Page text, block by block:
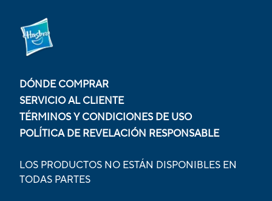
DÓNDE COMPRAR
SERVICIO AL CLIENTE
TÉRMINOS Y CONDICIONES DE USO
POLÍTICA DE REVELACIÓN RESPONSABLE
LOS PRODUCTOS NO ESTÁN DISPONIBLES EN
TODAS PARTES